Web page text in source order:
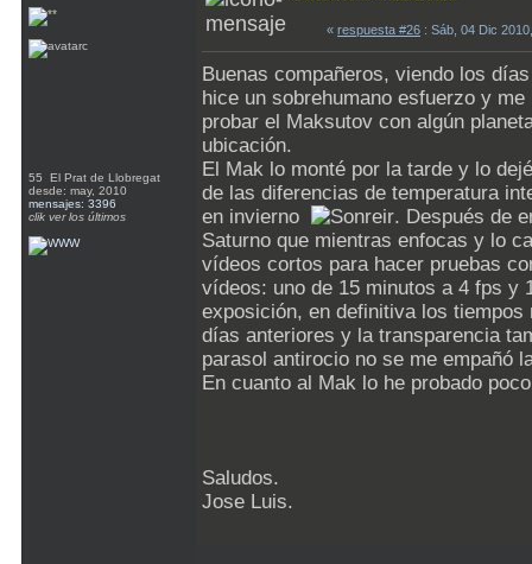
55 El Prat de Llobregat
desde: may, 2010
mensajes: 3396
clik ver los últimos
« respuesta #26 : Sáb, 04 Dic
Buenas compañeros, viendo los
hice un sobrehumano esfuerzo y
probar el Maksutov con algún
ubicación.
El Mak lo monté por la tarde y lo
de las diferencias de temperatura
en invierno
. Después de
Saturno que mientras enfocas y lo
vídeos cortos para hacer pruebas
vídeos: uno de 15 minutos a 4 fps y
exposición, en definitiva los
días anteriores y la transparencia
parasol antirocio no se me empañó
En cuanto al Mak lo he probado
Saludos.
Jose Luis.